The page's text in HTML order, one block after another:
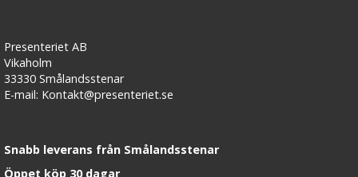
Presenteriet AB
Vikaholm
33330 Smålandsstenar
E-mail: Kontakt@presenteriet.se
Snabb leverans från Smålandsstenar
Öppet köp 30 dagar